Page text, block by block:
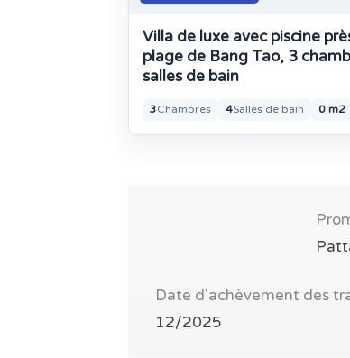
Villa de luxe avec piscine
plage de Bang Tao, 3
salles de bain
3Chambres 4Salles de bain 0 m2
Date d'achèvement des
12/2025